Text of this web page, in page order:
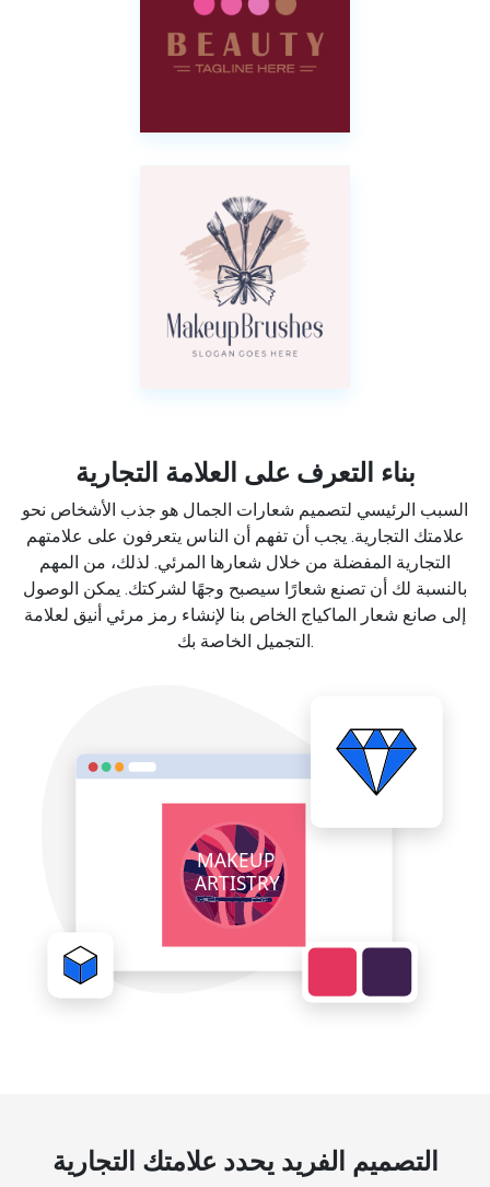
بناء التعرف على العلامة التجارية
السبب الرئيسي لتصميم شعارات الجمال هو جذب الأشخاص نحو
علامتك التجارية. يجب أن تفهم أن الناس يتعرفون على علامتهم
التجارية المفضلة من خلال شعارها المرئي. لذلك، من المهم
بالنسبة لك أن تصنع شعارًا سيصبح وجهًا لشركتك. يمكن الوصول
إلى صانع شعار الماكياج الخاص بنا لإنشاء رمز مرئي أنيق لعلامة
التجميل الخاصة بك.
التصميم الفريد يحدد علامتك التجارية